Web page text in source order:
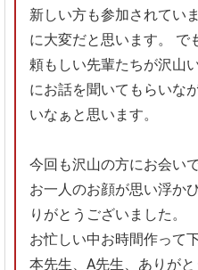
新しい方も参加されてい
に大変だと思います。
で
頼もしい先輩たちが沢山
にお話を聞いてもらいな
いなぁと思います。
今回も沢山の方にお会い
お一人のお顔が思い浮か
りがとうございました。
お忙しい中お時間作って
本先生、A先生、ありが